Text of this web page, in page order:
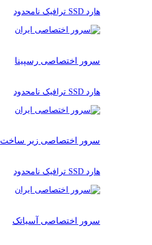
هارد SSD ترافیک نامحدود
سرور اختصاصی رسپینا
هارد SSD ترافیک نامحدود
سرور اختصاصی زیر ساخت
هارد SSD ترافیک نامحدود
سرور اختصاصی آسیاتک